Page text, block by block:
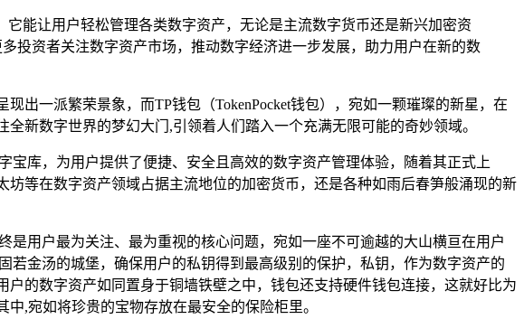
能让用户轻松管理各类数字资产，无论是主流数字货币还是新兴加密资
投资者关注数字资产市场，推动数字经济进一步发展，助力用户在新的数
出一派繁荣景象，而TP钱包（TokenPocket钱包），宛如一颗璀璨的新星，在
新数字世界的梦幻大门,引领着人们踏入一个充满无限可能的奇妙领域。
库，为用户提供了便捷、安全且高效的数字资产管理体验，随着其正式上
等在数字资产领域占据主流地位的加密货币，还是各种如雨后春笋般涌现的新
是用户最为关注、最为重视的核心问题，宛如一座不可逾越的大山横亘在用户
若金汤的城堡，确保用户的私钥得到最高级别的保护，私钥，作为数字资产的
的数字资产如同置身于铜墙铁壁之中，钱包还支持硬件钱包连接，这就好比为
,宛如将珍贵的宝物存放在最安全的保险柜里。